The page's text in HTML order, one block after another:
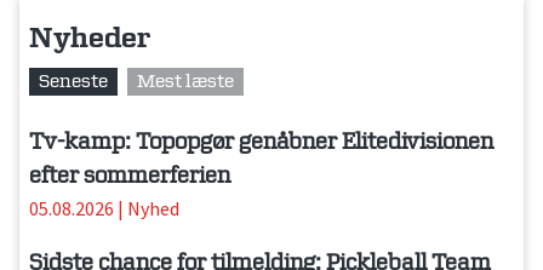
Nyheder
Seneste Mest læste
Tv-kamp: Topopgør genåbner Elitedivisionen
efter sommerferien
05.08.2026 | Nyhed
Sidste chance for tilmelding: Pickleball Team